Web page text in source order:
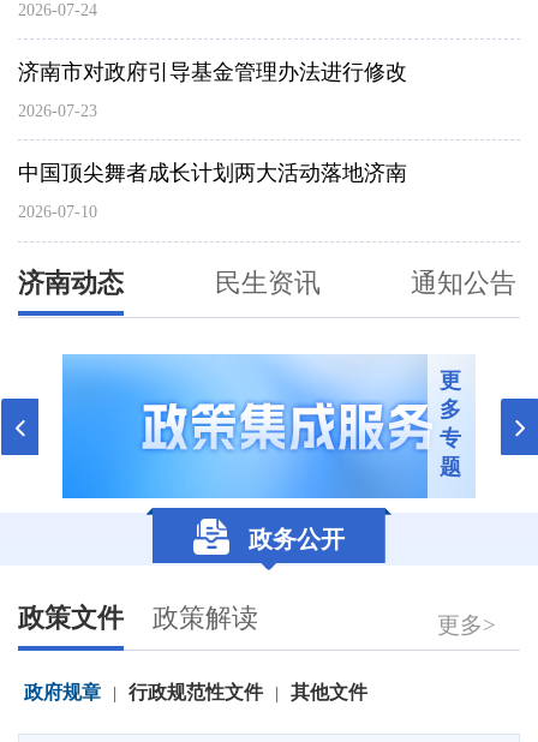
2026-07-24
济南市对政府引导基金管理办法进行修改
2026-07-23
中国顶尖舞者成长计划两大活动落地济南
2026-07-10
济南动态 民生资讯 通知公告
更
多
专
题
政务公开
政策文件 政策解读 更多>
政府规章 | 行政规范性文件 | 其他文件